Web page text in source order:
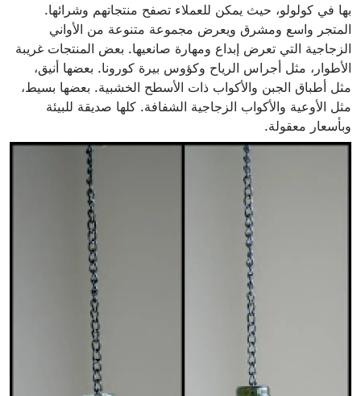
بها في كولولو، حيث يمكن للعملاء تصفح منتجاتهم وشرائها.
المتجر واسع ومشرق ويعرض مجموعة متنوعة من الأواني
الزجاجية التي تعرض إبداع ومهارة صانعيها. بعض المنتجات غريبة
الأطوار، مثل أجراس الرياح وكؤوس بيرة كورونا. بعضها أنيق،
مثل أطباق الجبن والأكواب ذات الأسطح الخشبية. بعضها بسيط،
مثل الأوعية والأكواب الزجاجية الشفافة. كلها صديقة للبيئة
وبأسعار معقولة.